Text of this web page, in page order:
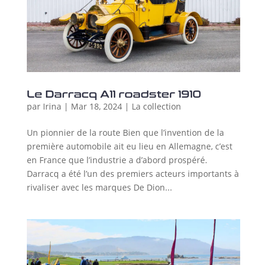
Le Darracq A11 roadster 1910
par Irina | Mar 18, 2024| La collection
Un pionnier de la route Bien que l’invention de la
première automobile ait eu lieu en Allemagne, c’est
en France que l’industrie a d’abord prospéré.
Darracq a été l’un des premiers acteurs importants à
rivaliser avec les marques De Dion...